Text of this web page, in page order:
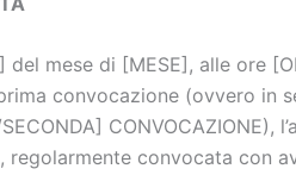
del mese di [MESE], alle ore
prima convocazione (ovvero
CONVOCAZIONE),
regolarmente convocata con